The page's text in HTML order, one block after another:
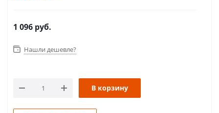
1 096 руб.
Нашли дешевле?
В корзину